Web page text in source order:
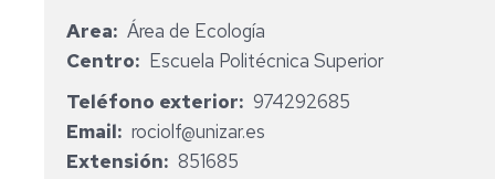
DE
CONOCIMIENTO
DE
BOTÁNICA
ÁREA
DE
ECOLOGÍA
PERSONAL
DOCENTE
E
INVESTIGADOR
Area
Área de Ecología
Centro
Escuela Politécnica Superior
Teléfono exterior
974292685
Email
rociolf@unizar.es
Extensión
851685